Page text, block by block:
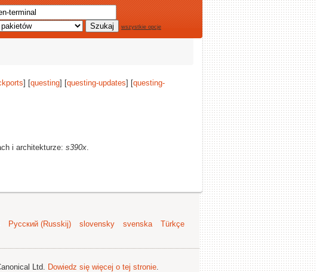
wszystkie opcje
] [questing] [questing-updates] [questing-
i architekturze: s390x.
Русский (Russkij) slovensky svenska
Türkçe
Ltd. Dowiedz się więcej o tej stronie.